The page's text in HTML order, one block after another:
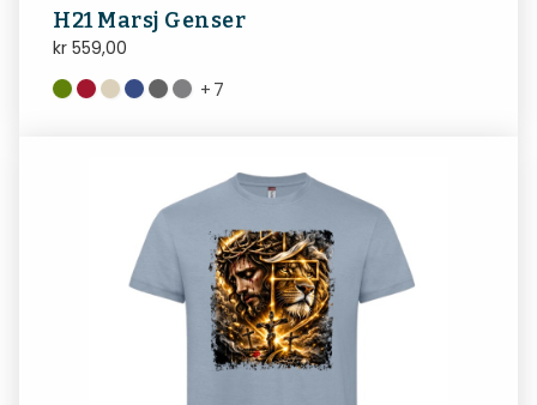
H21 Marsj Genser
kr 559,00
+ 7